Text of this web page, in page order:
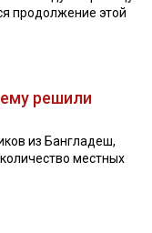
продолжение этой
решили
из Бангладеш,
местных